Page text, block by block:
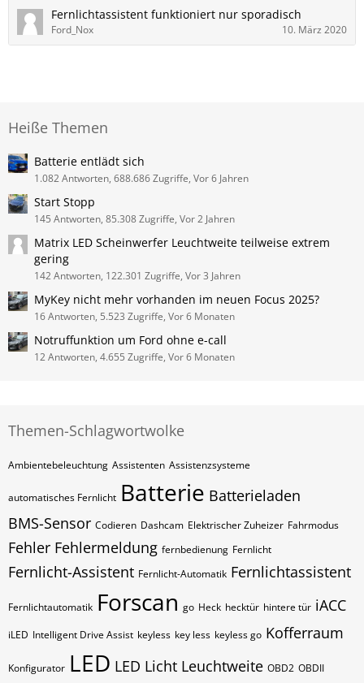
Fernlichtassistent funktioniert nur sporadisch
Ford_Nox 10. März 2020
Heiße Themen
Batterie entlädt sich
1.082 Antworten, 688.686 Zugriffe, Vor 6 Jahren
Start Stopp
145 Antworten, 85.308 Zugriffe, Vor 2 Jahren
Matrix LED Scheinwerfer Leuchtweite teilweise extrem
gering
142 Antworten, 122.301 Zugriffe, Vor 3 Jahren
MyKey nicht mehr vorhanden im neuen Focus 2025?
16 Antworten, 5.523 Zugriffe, Vor 6 Monaten
Notruffunktion um Ford ohne e-call
12 Antworten, 4.655 Zugriffe, Vor 6 Monaten
Themen-Schlagwortwolke
Ambientebeleuchtung Assistenten Assistenzsysteme
automatisches Fernlicht Batterie Batterieladen
BMS-Sensor Codieren Dashcam Elektrischer Zuheizer Fahrmodus
Fehler Fehlermeldung fernbedienung Fernlicht
Fernlicht-Assistent Fernlicht-Automatik Fernlichtassistent
Fernlichtautomatik Forscan go Heck hecktür hintere tür iACC
iLED Intelligent Drive Assist keyless key less keyless go Kofferraum
Konfigurator LED LED Licht Leuchtweite OBD2 OBDII